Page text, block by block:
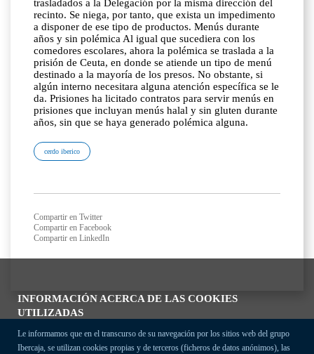
INFORMACIÓN ACERCA DE LAS COOKIES
UTILIZADAS
Le informamos que en el transcurso de su navegación por los sitios web del grupo
Ibercaja, se utilizan cookies propias y de terceros (ficheros de datos anónimos), las
trasladados a la Delegación por la misma dirección del
recinto. Se niega, por tanto, que exista un impedimento
a disponer de ese tipo de productos. Menús durante
años y sin polémica Al igual que sucediera con los
comedores escolares, ahora la polémica se traslada a la
prisión de Ceuta, en donde se atiende un tipo de menú
destinado a la mayoría de los presos. No obstante, si
algún interno necesitara alguna atención específica se le
da. Prisiones ha licitado contratos para servir menús en
prisiones que incluyan menús halal y sin gluten durante
años, sin que se haya generado polémica alguna.
cerdo iberico
Compartir en Twitter
Compartir en Facebook
Compartir en LinkedIn